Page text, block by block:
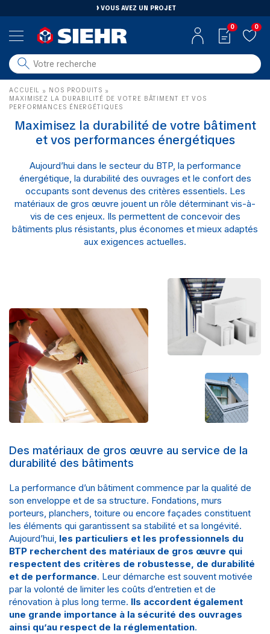
VOUS AVEZ UN PROJET
salle de bain
carrelage
photovoltaïque
aménagement
0 0
ACCUEIL » NOS PRODUITS »
MAXIMISEZ LA DURABILITÉ DE VOTRE BÂTIMENT ET VOS
PERFORMANCES ÉNERGÉTIQUES
Maximisez la durabilité de votre bâtiment
et vos performances énergétiques
Aujourd’hui dans le secteur du BTP, la performance
énergétique, la durabilité des ouvrages et le confort des
occupants sont devenus des critères essentiels. Les
matériaux de gros œuvre jouent un rôle déterminant vis-à-
vis de ces enjeux. Ils permettent de concevoir des
bâtiments plus résistants, plus économes et mieux adaptés
aux exigences actuelles.
Des matériaux de gros œuvre au service de la
durabilité des bâtiments
La performance d’un bâtiment commence par la qualité de
son enveloppe et de sa structure. Fondations, murs
porteurs, planchers, toiture ou encore façades constituent
les éléments qui garantissent sa stabilité et sa longévité.
Aujourd’hui, les particuliers et les professionnels du
BTP recherchent des matériaux de gros œuvre qui
respectent des critères de robustesse, de durabilité
et de performance. Leur démarche est souvent motivée
par la volonté de limiter les coûts d’entretien et de
rénovation à plus long terme. Ils accordent également
une grande importance à la sécurité des ouvrages
ainsi qu’au respect de la réglementation.